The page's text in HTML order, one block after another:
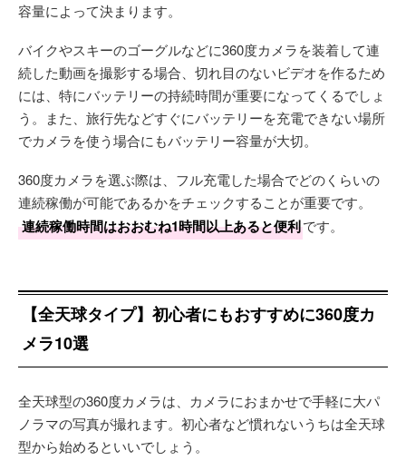
容量によって決まります。
バイクやスキーのゴーグルなどに360度カメラを装着して連
続した動画を撮影する場合、切れ目のないビデオを作るため
には、特にバッテリーの持続時間が重要になってくるでしょ
う。また、旅行先などすぐにバッテリーを充電できない場所
でカメラを使う場合にもバッテリー容量が大切。
360度カメラを選ぶ際は、フル充電した場合でどのくらいの
連続稼働が可能であるかをチェックすることが重要です。
連続稼働時間はおおむね1時間以上あると便利です。
【全天球タイプ】初心者にもおすすめに360度カ
メラ10選
全天球型の360度カメラは、カメラにおまかせで手軽に大パ
ノラマの写真が撮れます。初心者など慣れないうちは全天球
型から始めるといいでしょう。